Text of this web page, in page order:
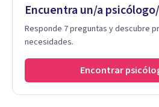
Encuentra un/a
Responde 7 preguntas y descubre
necesidades.
Encontrar